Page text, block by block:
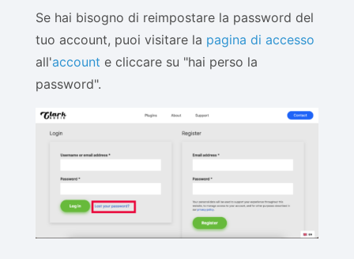
Se hai bisogno di reimpostare la password del
tuo account, puoi visitare la pagina di accesso
all'account e cliccare su "hai perso la
password".